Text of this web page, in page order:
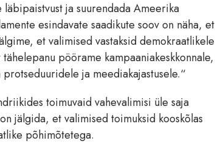
läbipaistvust ja suurendada Ameerika
esindavate saadikute soov on näha, et
et valimised vastaksid demokraatlikele
pöörame kampaaniakeskkonnale,
ja meediakajastusele.“
toimuvaid vahevalimisi üle saja
jälgida, et valimised toimuksid kooskõlas
põhimõtetega.